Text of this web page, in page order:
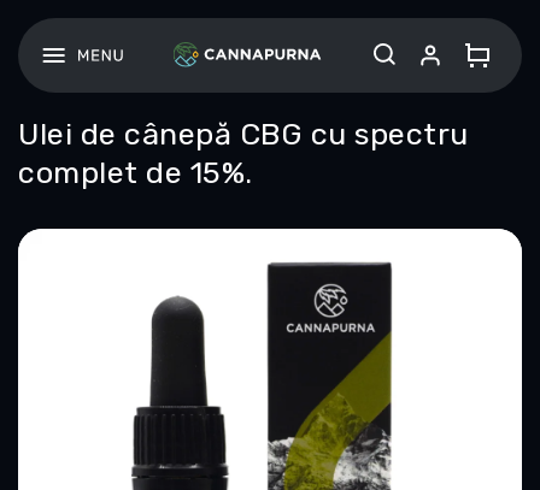
conținut
Ulei de cânepă CBG cu spectru
complet de 15%.